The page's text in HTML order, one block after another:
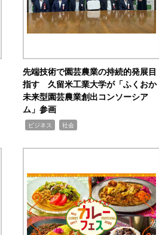
先端技術で園芸農業の持続的発展目
指す 久留米工業大学が「ふくおか
未来型園芸農業創出コンソーシア
ム」参画
ビジネス 社会